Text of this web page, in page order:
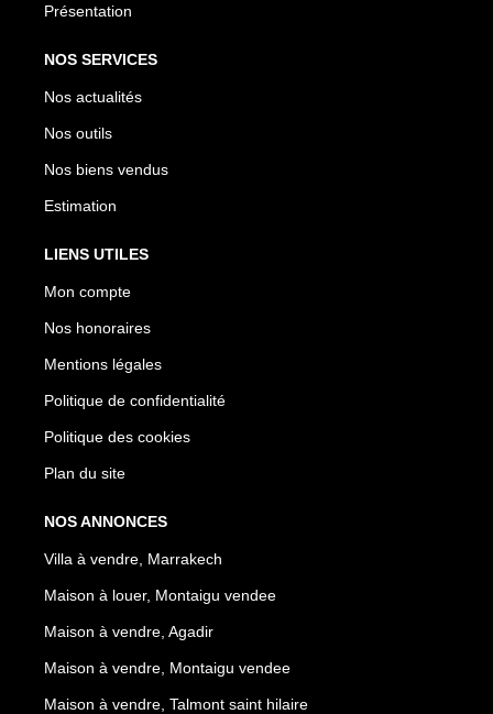
Présentation
NOS SERVICES
Nos actualités
Nos outils
Nos biens vendus
Estimation
LIENS UTILES
Mon compte
Nos honoraires
Mentions légales
Politique de confidentialité
Politique des cookies
Plan du site
NOS ANNONCES
Villa à vendre, Marrakech
Maison à louer, Montaigu vendee
Maison à vendre, Agadir
Maison à vendre, Montaigu vendee
Maison à vendre, Talmont saint hilaire